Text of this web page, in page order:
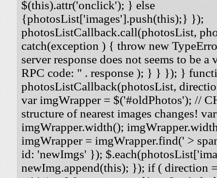
$(this).attr('onclick'); } else
{photosList['images'].push(this);} });
photosListCallback.call(photosList,
catch(exception ) { throw new
server response does not seems to be
RPC code: " . response ); } } }); }
photosListCallback(photosList,
var imgWrapper = $('#oldPhotos'); //
structure of nearest images changes!
imgWrapper.width();
imgWrapper = imgWrapper.find(' >
id: 'newImgs' });
newImg.append(this); }); if ( direction